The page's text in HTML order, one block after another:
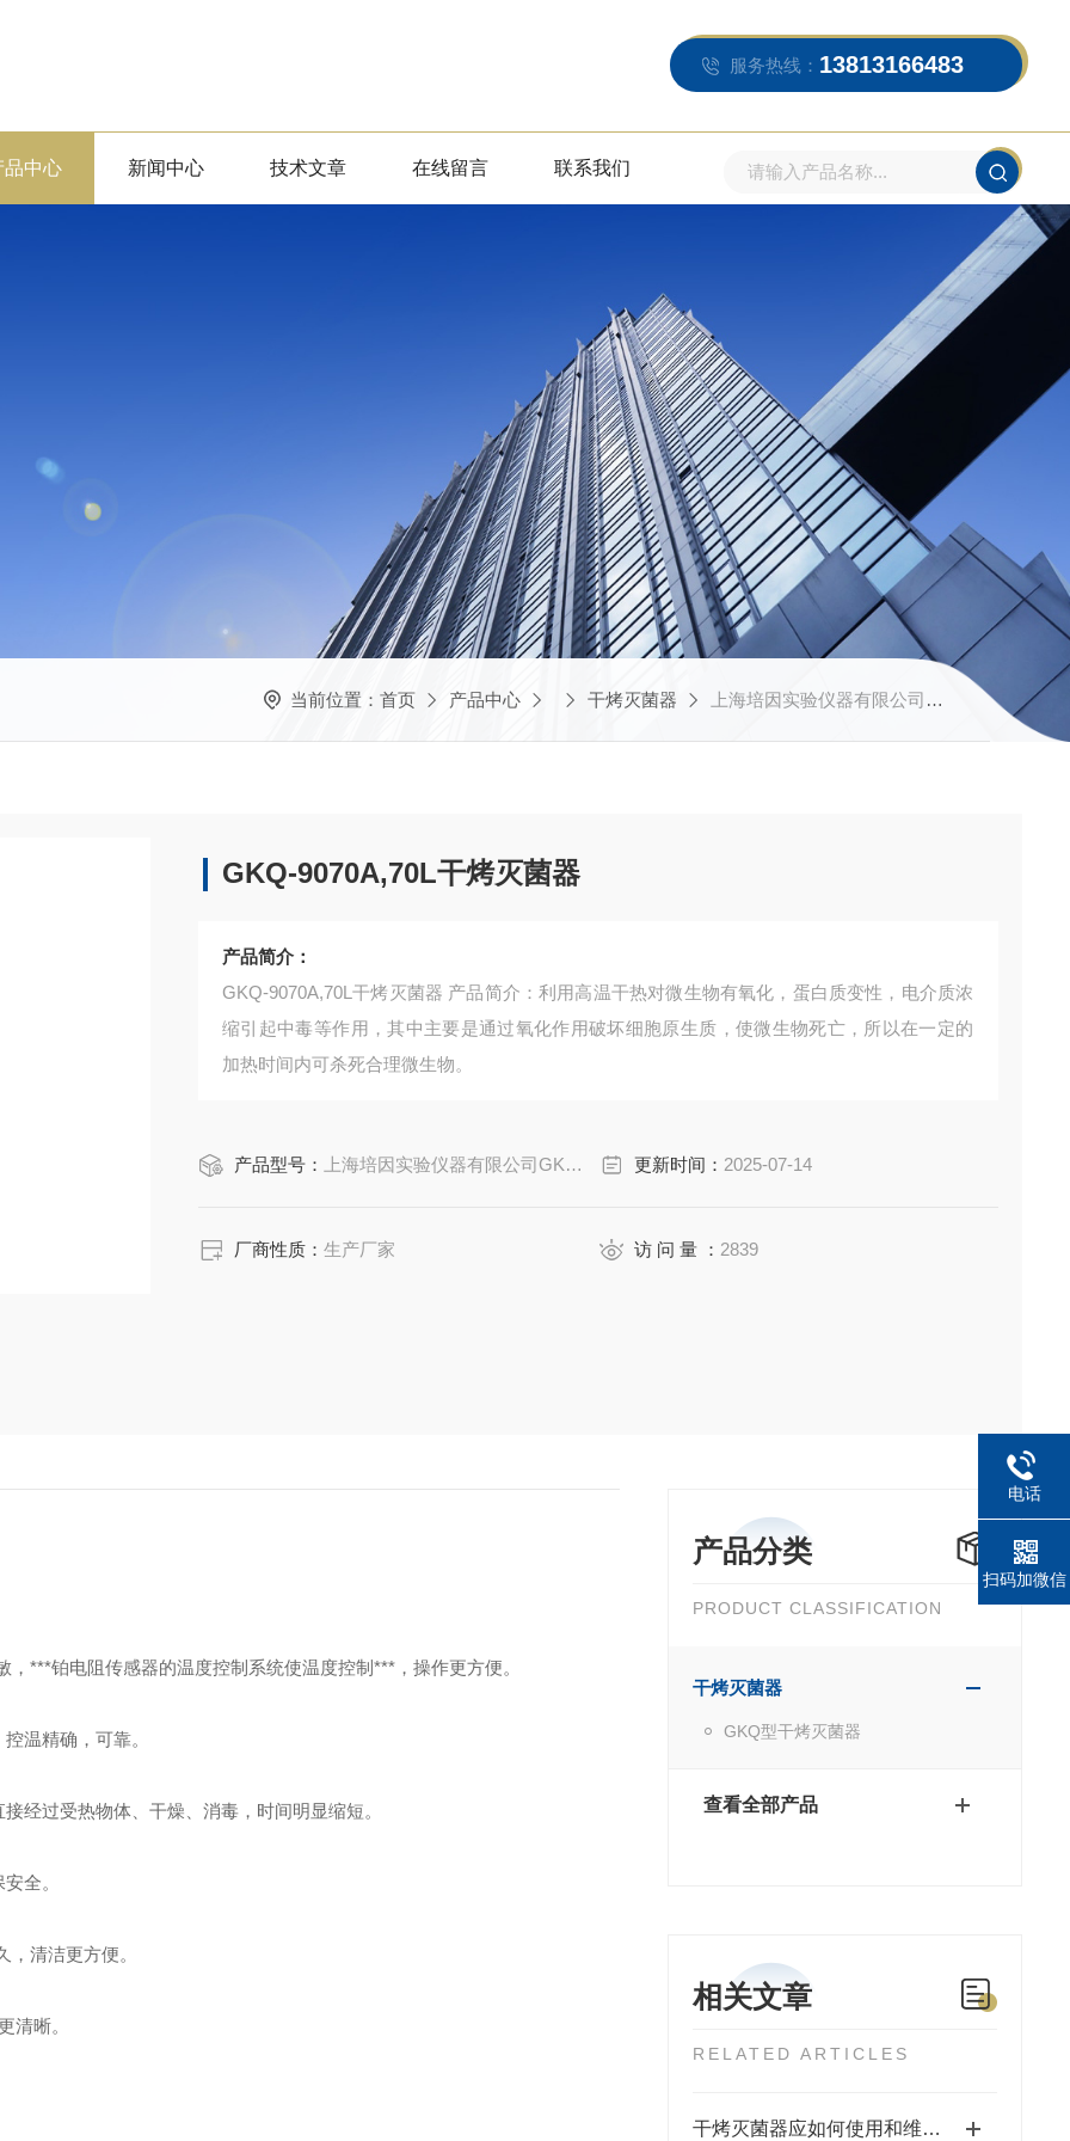
服务热线： 13813166483
品中心 新闻中心 技术文章 在线留言 联系我们
当前位置： 首页 产品中心 干烤灭菌器 上海培因实验仪器有限公司GKQ-9070AGKQ-9070A,70L干烤灭菌器
GKQ-9070A,70L干烤灭菌器
产品简介：
GKQ-9070A,70L干烤灭菌器 产品简介：利用高温干热对微生物有氧化，蛋白质变性，电介质浓
缩引起中毒等作用，其中主要是通过氧化作用破坏细胞原生质，使微生物死亡，所以在一定的
加热时间内可杀死合理微生物。
产品型号： 上海培因实验仪器有限公司GKQ-9070A 更新时间： 2025-07-14
厂商性质：生产厂家 访 问 量 ： 2839
产品分类
PRODUCT CLASSIFICATION
干烤灭菌器
GKQ型干烤灭菌器
查看全部产品
相关文章
RELATED ARTICLES
干烤灭菌器应如何使用和维护？
***铂电阻传感器的温度控制系统使温度控制***，操作更方便。
控温精确 ， 可靠。
经过受热物体、干燥、消毒，时间明显缩短。
全。
清洁更方便。
清晰。
电话
扫码加微信